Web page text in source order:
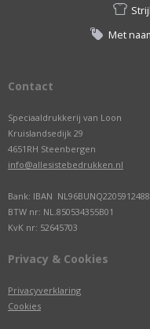
Met
Contact
Speciaaldrukkerij van Loon
Kruislandsedijk 29
4651RH Steenbergen
info@allesistebedrukken.nl
Bank: IBAN NL96BUNQ2205912488
BTW nr: NL.850534355B01
KvK nr: 52645703
Privacy & Cookies
Privacyverklaring
Cookies